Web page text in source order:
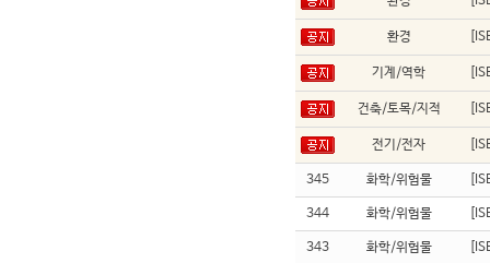
환경
기계/역학
건축/토목/지적
전기/전자
345 화학/위험물
344 화학/위험물
343 화학/위험물